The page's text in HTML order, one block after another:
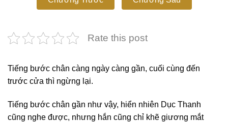
Rate this post
Tiếng bước chân càng ngày càng gần, cuối cùng đến
trước cửa thì ngừng lại.
Tiếng bước chân gần như vậy, hiển nhiên Dục Thanh
cũng nghe được, nhưng hắn cũng chỉ khẽ giương mắt